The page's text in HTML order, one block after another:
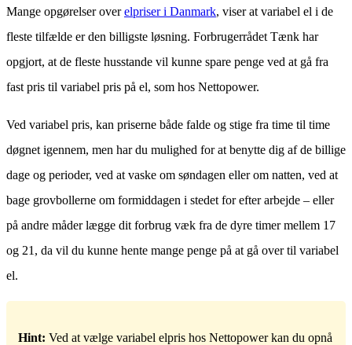
Mange opgørelser overelpriser i Danmark, viser at variabel el i de
fleste tilfælde er den billigste løsning. Forbrugerrådet Tænk har
opgjort, at de fleste husstande vil kunne spare penge ved at gå fra
fast pris til variabel pris på el, som hos Nettopower.
Ved variabel pris, kan priserne både falde og stige fra time til time
døgnet igennem, men har du mulighed for at benytte dig af de billige
dage og perioder, ved at vaske om søndagen eller om natten, ved at
bage grovbollerne om formiddagen i stedet for efter arbejde – eller
på andre måder lægge dit forbrug væk fra de dyre timer mellem 17
og 21, da vil du kunne hente mange penge på at gå over til variabel
el.
Hint: Ved at vælge variabel elpris hos Nettopower kan du opnå